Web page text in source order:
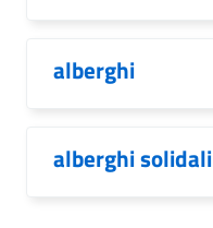
alberghi
alberghi solidali